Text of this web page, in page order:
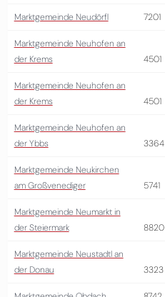
Marktgemeinde Neudörfl 7201
Marktgemeinde Neuhofen an
der Krems
4501
Marktgemeinde Neuhofen an
der Krems
4501
Marktgemeinde Neuhofen an
der Ybbs
3364
Marktgemeinde Neukirchen
am Großvenediger
5741
Marktgemeinde Neumarkt in
der Steiermark
8820
Marktgemeinde Neustadtl an
der Donau
3323